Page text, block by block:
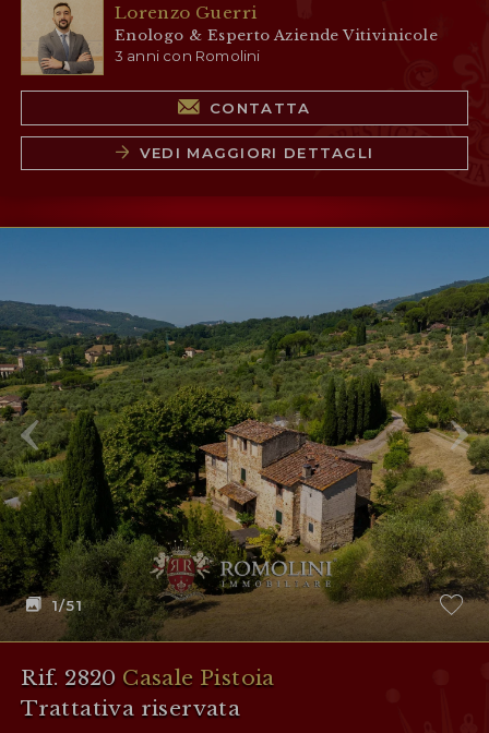
Lorenzo Guerri
Enologo & Esperto Aziende Vitivinicole
3 anni con Romolini
CONTATTA
VEDI MAGGIORI DETTAGLI
1/51
Rif. 2820 Casale Pistoia
Trattativa riservata